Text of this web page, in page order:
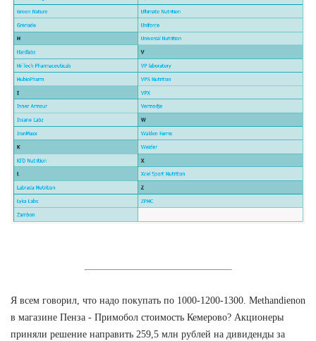
Я всем говорил, что надо покупать по 1000-1200-1300. Methandienon
в магазине Пенза - Примобол стоимость Кемерово? Акционеры
приняли решение направить 259,5 млн рублей на дивиденды за